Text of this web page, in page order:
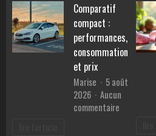
pour
simplifier
de
voiture
Comparatif
compact :
performances,
consommation
et prix
Marise
5 août
2026
Aucun
commentaire